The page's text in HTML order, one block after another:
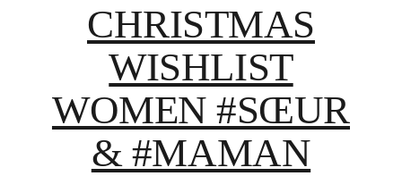
CHRISTMAS
WISHLIST
WOMEN #SŒUR
& #MAMAN